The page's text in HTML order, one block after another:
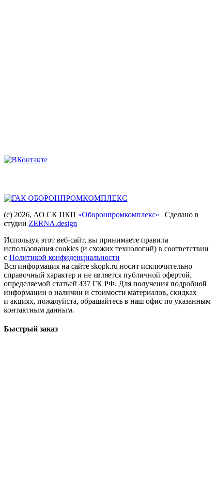
(с) 2026, АО СК ПКП «Оборонпромкомплекс» | Сделано в
студии ZERNA.design
Используя этот веб-сайт, вы принимаете правила
использования cookies (и схожих технологий) в соответствии
с Политикой конфиденциальности
Вся информация на сайте skopk.ru носит исключительно
справочный характер и не является публичной офертой,
определяемой статьей 437 ГК РФ. Для получения подробной
информации о наличии и стоимости материалов, скидках
и акциях, пожалуйста, обращайтесь в наш офис по указанным
контактным данным.
Быстрый заказ